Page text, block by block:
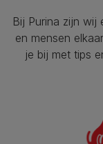
Bij Purina zijn wij
en mensen
je bij met tips